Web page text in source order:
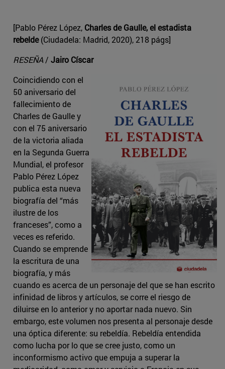
[Pablo Pérez López, Charles de Gaulle, el estadista
rebelde(Ciudadela: Madrid, 2020), 218 págs]
RESEÑA / Jairo Císcar
Coincidiendo con el
50 aniversario del
fallecimiento de
Charles de Gaulle y
con el 75 aniversario
de la victoria aliada
en la Segunda Guerra
Mundial, el profesor
Pablo Pérez López
publica esta nueva
biografía del “más
ilustre de los
franceses”, como a
veces es referido.
Cuando se emprende
la escritura de una
biografía, y más
cuando es acerca de un personaje del que se han escrito
infinidad de libros y artículos, se corre el riesgo de
diluirse en lo anterior y no aportar nada nuevo. Sin
embargo, este volumen nos presenta al personaje desde
una óptica diferente: su rebeldía. Rebeldía entendida
como lucha por lo que se cree justo, como un
inconformismo activo que empuja a superar la